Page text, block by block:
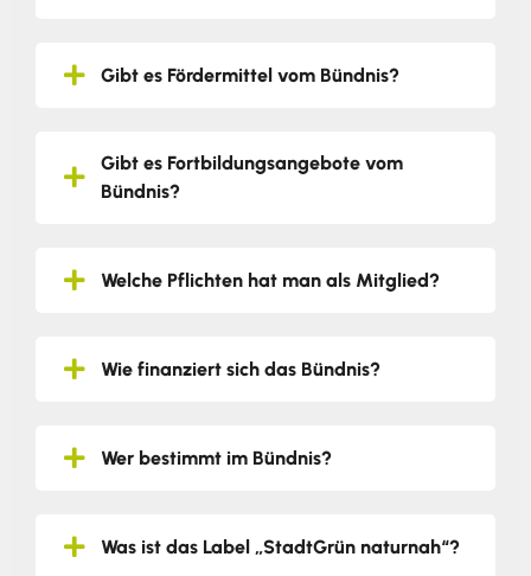
Gibt es Fördermittel vom Bündnis?
Gibt es Fortbildungsangebote vom
Bündnis?
Welche Pflichten hat man als Mitglied?
Wie finanziert sich das Bündnis?
Wer bestimmt im Bündnis?
Was ist das Label „StadtGrün naturnah“?